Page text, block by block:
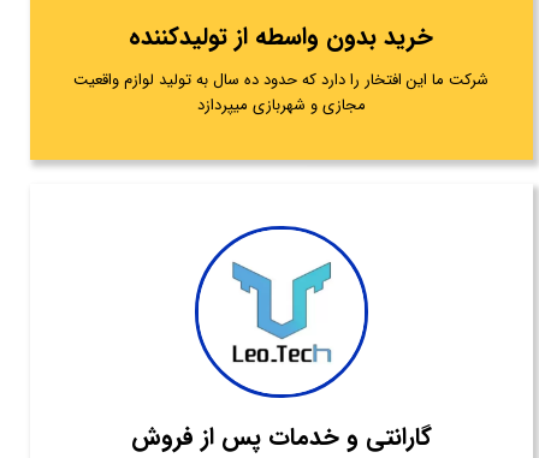
خرید بدون واسطه از تولیدکننده
شرکت ما این افتخار را دارد که حدود ده سال به تولید لوازم واقعیت
مجازی و شهربازی میپردازد
گارانتی و خدمات پس از فروش